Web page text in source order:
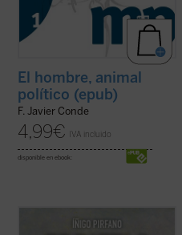
El hombre, animal
político (epub)
F. Javier Conde
4,99€ IVA incluido
disponible en ebook:
Cuando un filósofo escribe sobre estética,
el resultado constituye en no pocos casos